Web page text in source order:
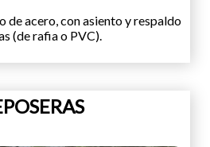
de acero, con asiento y respaldo
(de rafia o PVC).